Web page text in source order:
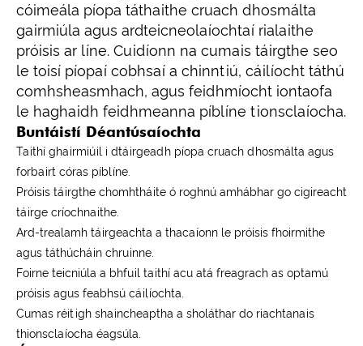
cóimeála píopa táthaithe cruach dhosmálta
gairmiúla agus ardteicneolaíochtaí rialaithe
próisis ar líne. Cuidíonn na cumais táirgthe seo
le toisí píopaí cobhsaí a chinntiú, cáilíocht táthú
comhsheasmhach, agus feidhmíocht iontaofa
le haghaidh feidhmeanna píblíne tionsclaíocha.
Buntáistí Déantúsaíochta
Taithí ghairmiúil i dtáirgeadh píopa cruach dhosmálta agus
forbairt córas píblíne.
Próisis táirgthe chomhtháite ó roghnú amhábhar go cigireacht
táirge críochnaithe.
Ard-trealamh táirgeachta a thacaíonn le próisis fhoirmithe
agus táthúcháin chruinne.
Foirne teicniúla a bhfuil taithí acu atá freagrach as optamú
próisis agus feabhsú cáilíochta.
Cumas réitigh shaincheaptha a sholáthar do riachtanais
thionsclaíocha éagsúla.